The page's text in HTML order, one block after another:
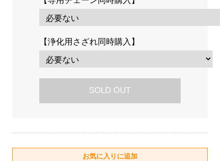
【浄化用さざれ同時購入】
SOLD OUT